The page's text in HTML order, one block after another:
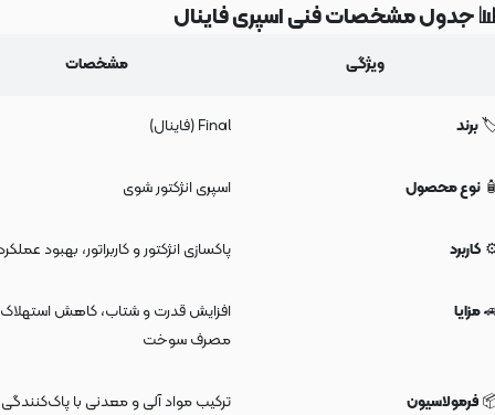
جدول مشخصات فنی اسپری فاینال
ویژگی مشخصات
برند Final (فاینال)
🧴 نوع محصول اسپری انژکتور شوی
کاربرد پاکسازی انژکتور و کاربراتور، بهبود
مزایا
افزایش قدرت و شتاب، کاهش
مصرف سوخت
فرمولاسیون ترکیب مواد آلی و معدنی با پاک‌کنندگی